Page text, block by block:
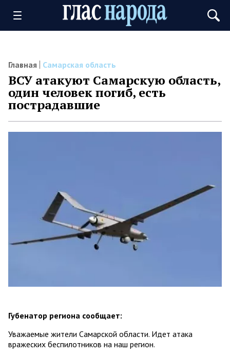
Главная Самарская область
ВСУ атакуют Самарскую область,
один человек погиб, есть
пострадавшие
Губенатор региона сообщает:
Уважаемые жители Самарской области. Идет атака
вражеских беспилотников на наш регион.